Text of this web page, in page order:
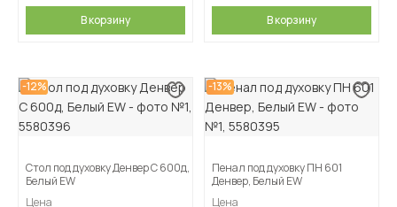
В корзину В корзину
-12%
Стол под духовку Денвер С 600д,
Белый EW
Цена
-13%
Пенал под духовку ПН 601
Денвер, Белый EW
Цена